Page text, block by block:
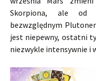
Skorpiona, ale od
bezwzględnym
jest niepewny, ostatni
niezwykle intensywnie i